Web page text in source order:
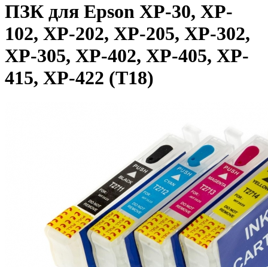
ПЗК для Epson XP-30, XP-
102, XP-202, XP-205, XP-302,
XP-305, XP-402, XP-405, XP-
415, XP-422 (T18)